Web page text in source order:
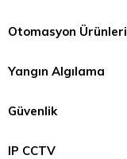
Otomasyon Ürünleri
Yangın Algılama
Güvenlik
IP CCTV